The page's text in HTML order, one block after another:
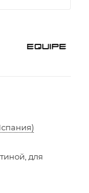
для